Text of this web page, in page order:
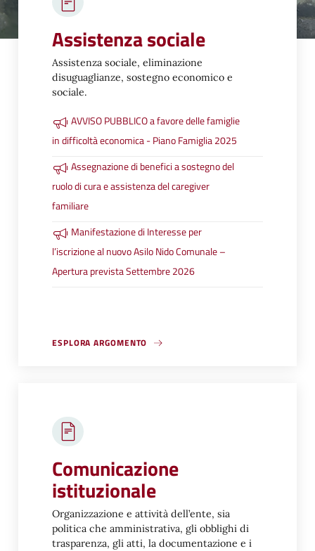
Assistenza sociale
Assistenza sociale, eliminazione
disuguaglianze, sostegno economico e
sociale.
AVVISO PUBBLICO a favore delle famiglie
in difficoltà economica - Piano Famiglia 2025
Assegnazione di benefici a sostegno del
ruolo di cura e assistenza del caregiver
familiare
Manifestazione di Interesse per
l’iscrizione al nuovo Asilo Nido Comunale –
Apertura prevista Settembre 2026
ESPLORA ARGOMENTO
Comunicazione
istituzionale
Organizzazione e attività dell’ente, sia
politica che amministrativa, gli obblighi di
trasparenza, gli atti, la documentazione e i